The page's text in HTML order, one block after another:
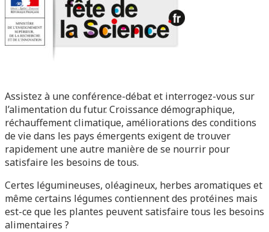
Assistez à une conférence-débat et interrogez-vous sur
l’alimentation du futur. Croissance démographique,
réchauffement climatique, améliorations des conditions
de vie dans les pays émergents exigent de trouver
rapidement une autre manière de se nourrir pour
satisfaire les besoins de tous.
Certes légumineuses, oléagineux, herbes aromatiques et
même certains légumes contiennent des protéines mais
est-ce que les plantes peuvent satisfaire tous les besoins
alimentaires ?